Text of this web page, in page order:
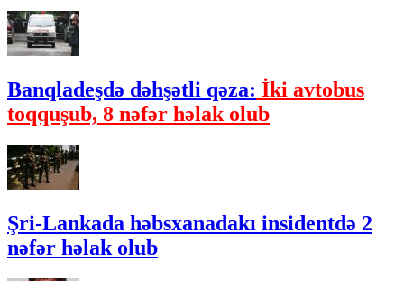
Banqladeşdə dəhşətli qəza: İki avtobus
toqquşub, 8 nəfər həlak olub
Şri-Lankada həbsxanadakı insidentdə 2
nəfər həlak olub